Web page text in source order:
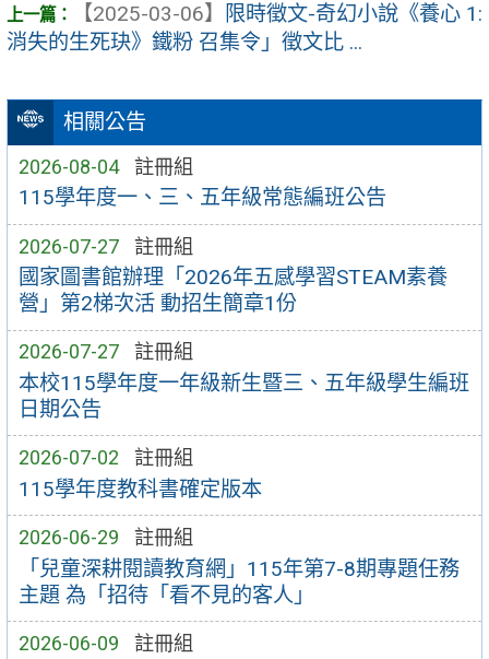
相關公告
2026-08-04 註冊組
115學年度一、三、五年級常態編班公告
2026-07-27 註冊組
國家圖書館辦理「2026年五感學習STEAM素養
營」第2梯次活 動招生簡章1份
2026-07-27 註冊組
本校115學年度一年級新生暨三、五年級學生編班
日期公告
2026-07-02 註冊組
115學年度教科書確定版本
2026-06-29 註冊組
「兒童深耕閱讀教育網」115年第7-8期專題任務
主題 為「招待「看不見的客人」
2026-06-09 註冊組
【2025-03-06】
限時徵文-奇幻小說《養心 1:
消失的生死玦》鐵粉 召集令」徵文比 ...